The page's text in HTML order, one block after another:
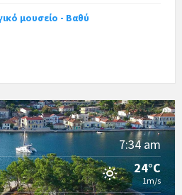
μουσείο - Βαθύ
7:34 am
24°C
1m/s